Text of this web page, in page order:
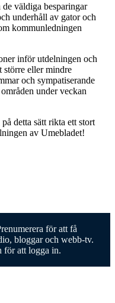
väldiga besparingar
underhåll av gator och
kommunledningen
inför utdelningen och
större eller mindre
och sympatiserande
under veckan
detta sätt rikta ett stort
av Umebladet!
för att få
bloggar och webb-tv.
för att logga in.